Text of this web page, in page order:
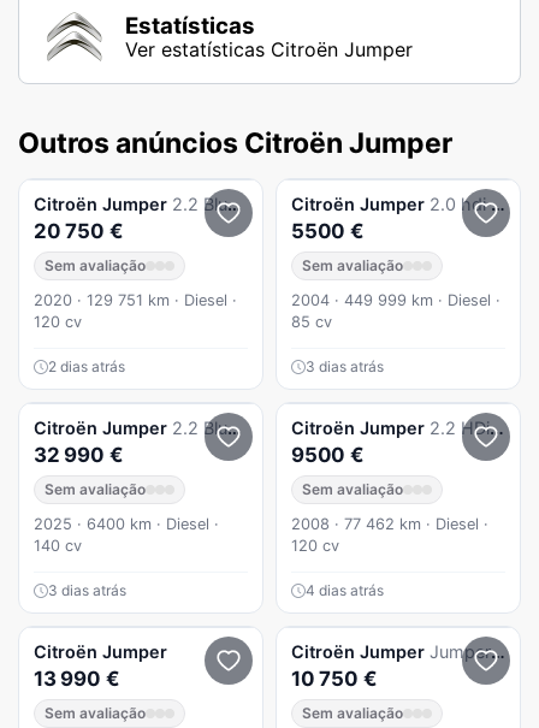
Estatísticas
Ver estatísticas Citroën Jumper
Outros anúncios Citroën Jumper
Citroën Jumper 2.2 BlueHDi 30 L2H2 Control
20 750 €
Sem avaliação
2020 · 129 751 km · Diesel ·
120 cv
2 dias atrás
Citroën Jumper 2.0 hdi 29c club
5500 €
Sem avaliação
2004 · 449 999 km · Diesel ·
85 cv
3 dias atrás
Citroën Jumper 2.2 BlueHDi 3.5T L3 CD
32 990 €
Sem avaliação
2025 · 6400 km · Diesel ·
140 cv
3 dias atrás
Citroën Jumper 2.2 HDi 33 L2H2
9500 €
Sem avaliação
2008 · 77 462 km · Diesel ·
120 cv
4 dias atrás
Citroën Jumper
13 990 €
Sem avaliação
Citroën Jumper Jumper l2h3
10 750 €
Sem avaliação